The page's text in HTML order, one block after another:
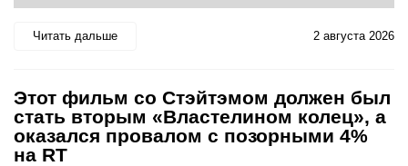
Читать дальше 2 августа 2026
Этот фильм со Стэйтэмом должен был
стать вторым «Властелином колец», а
оказался провалом с позорными 4%
на RT